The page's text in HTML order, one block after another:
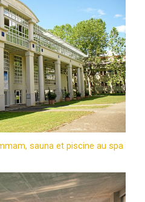
sauna et piscine au spa